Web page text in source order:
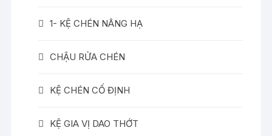
1- KỆ CHÉN NÂNG HẠ
CHẬU RỬA CHÉN
KỆ CHÉN CỐ ĐỊNH
KỆ GIA VỊ DAO THỚT